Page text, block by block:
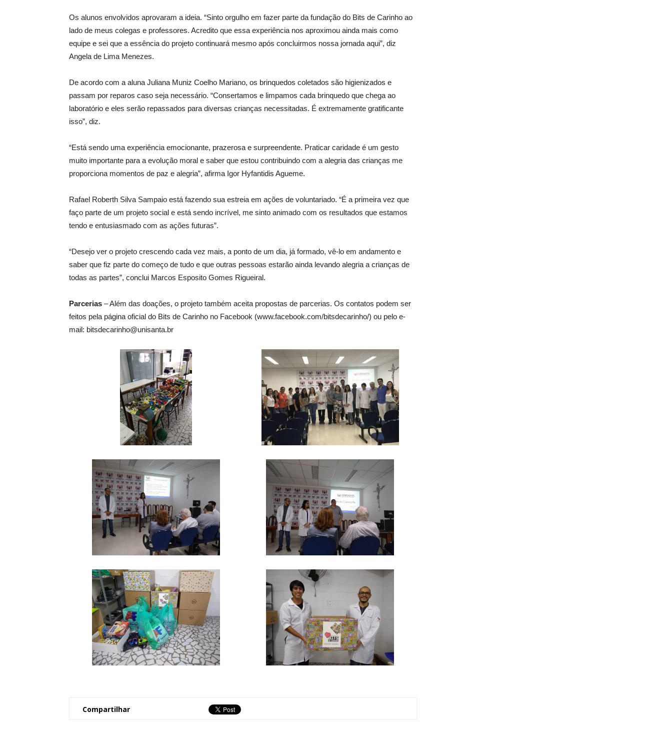
Os alunos envolvidos aprovaram a ideia. “Sinto orgulho em fazer parte da fundação do Bits de Carinho ao
lado de meus colegas e professores. Acredito que essa experiência nos aproximou ainda mais como
equipe e sei que a essência do projeto continuará mesmo após concluirmos nossa jornada aqui”, diz
Angela de Lima Menezes.
De acordo com a aluna Juliana Muniz Coelho Mariano, os brinquedos coletados são higienizados e
passam por reparos caso seja necessário. “Consertamos e limpamos cada brinquedo que chega ao
laboratório e eles serão repassados para diversas crianças necessitadas. É extremamente gratificante
isso”, diz.
“Está sendo uma experiência emocionante, prazerosa e surpreendente. Praticar caridade é um gesto
muito importante para a evolução moral e saber que estou contribuindo com a alegria das crianças me
proporciona momentos de paz e alegria”, afirma Igor Hyfantidis Agueme.
Rafael Roberth Silva Sampaio está fazendo sua estreia em ações de voluntariado. “É a primeira vez que
faço parte de um projeto social e está sendo incrível, me sinto animado com os resultados que estamos
tendo e entusiasmado com as ações futuras”.
“Desejo ver o projeto crescendo cada vez mais, a ponto de um dia, já formado, vê-lo em andamento e
saber que fiz parte do começo de tudo e que outras pessoas estarão ainda levando alegria a crianças de
todas as partes”, conclui Marcos Esposito Gomes Rigueiral.
Parcerias – Além das doações, o projeto também aceita propostas de parcerias. Os contatos podem ser
feitos pela página oficial do Bits de Carinho no Facebook (www.facebook.com/bitsdecarinho/) ou pelo e-
mail: bitsdecarinho@unisanta.br
Compartilhar